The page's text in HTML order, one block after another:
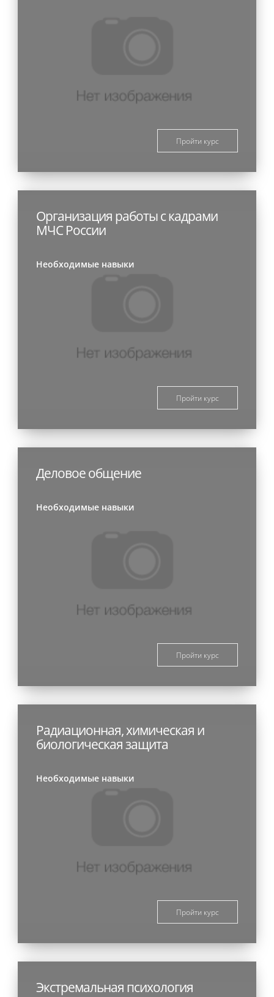
Пройти курс
Организация работы с кадрами
МЧС России
Необходимые навыки
Пройти курс
Деловое общение
Необходимые навыки
Пройти курс
Радиационная, химическая и
биологическая защита
Необходимые навыки
Пройти курс
Экстремальная психология